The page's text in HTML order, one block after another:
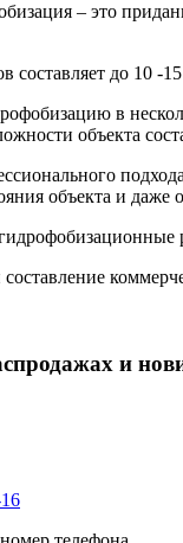
– это
составляет до 10 -15
в
объекта
объекта и
и